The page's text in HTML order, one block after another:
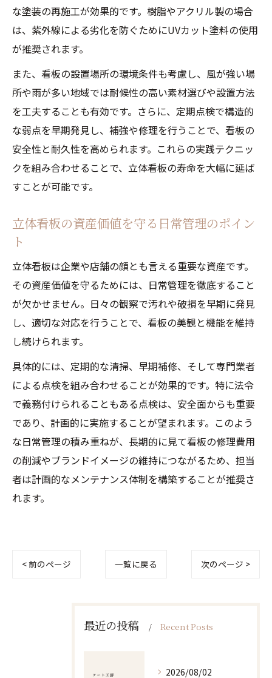
な塗装の再施工が効果的です。樹脂やアクリル製の場合
は、紫外線による劣化を防ぐためにUVカット塗料の使用
が推奨されます。
また、看板の設置場所の環境条件も考慮し、風が強い場
所や雨が多い地域では耐候性の高い素材選びや設置方法
を工夫することも有効です。さらに、定期点検で構造的
な弱点を早期発見し、補強や修理を行うことで、看板の
安全性と耐久性を高められます。これらの実践テクニッ
クを組み合わせることで、立体看板の寿命を大幅に延ば
すことが可能です。
立体看板の資産価値を守る日常管理のポイン
ト
立体看板は企業や店舗の顔とも言える重要な資産です。
その資産価値を守るためには、日常管理を徹底すること
が欠かせません。日々の観察で汚れや破損を早期に発見
し、適切な対応を行うことで、看板の美観と機能を維持
し続けられます。
具体的には、定期的な清掃、早期補修、そして専門業者
による点検を組み合わせることが効果的です。特に法令
で義務付けられることもある点検は、安全面からも重要
であり、計画的に実施することが望まれます。このよう
な日常管理の積み重ねが、長期的に見て看板の修理費用
の削減やブランドイメージの維持につながるため、担当
者は計画的なメンテナンス体制を構築することが推奨さ
れます。
< 前のページ 一覧に戻る 次のページ >
最近の投稿 Recent Posts
2026/08/02